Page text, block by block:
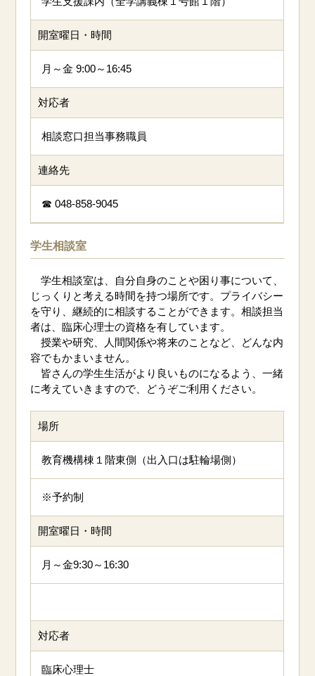
開室曜日・時間
月～金 9:00～16:45
対応者
相談窓口担当事務職員
連絡先
☎ 048-858-9045
学生相談室
学生相談室は、自分自身のことや困り事について、
じっくりと考える時間を持つ場所です。プライバシー
を守り、継続的に相談することができます。相談担当
者は、臨床心理士の資格を有しています。
授業や研究、人間関係や将来のことなど、どんな内
容でもかまいません。
皆さんの学生生活がより良いものになるよう、一緒
に考えていきますので、どうぞご利用ください。
場所
教育機構棟１階東側（出入口は駐輪場側）
※予約制
開室曜日・時間
月～金9:30～16:30
対応者
臨床心理士